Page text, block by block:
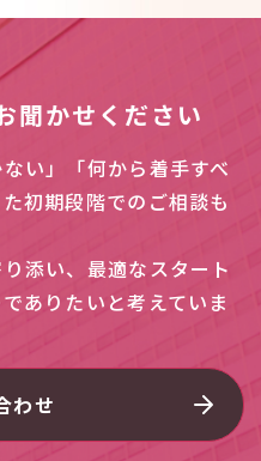
聞かせください
い」「何から着手すべ
初期段階でのご相談も
添い、最適なスタート
ありたいと考えていま
わせ